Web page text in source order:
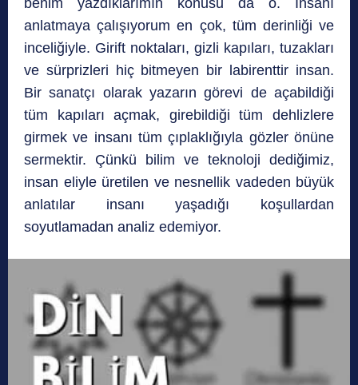
anlatmaya çalışıyorum en çok, tüm derinliği ve
inceliğiyle. Girift noktaları, gizli kapıları, tuzakları
ve sürprizleri hiç bitmeyen bir labirenttir insan.
Bir sanatçı olarak yazarın görevi de açabildiği
tüm kapıları açmak, girebildiği tüm dehlizlere
girmek ve insanı tüm çıplaklığıyla gözler önüne
sermektir. Çünkü bilim ve teknoloji dediğimiz,
insan eliyle üretilen ve nesnellik vadeden büyük
anlatılar insanı yaşadığı koşullardan
soyutlamadan analiz edemiyor.